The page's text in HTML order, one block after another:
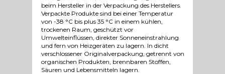
beim Hersteller in der Verpackung des Herstellers.
Verpackte Produkte sind bei einer Temperatur
von -38 °C bis plus 35 °C in einem kühlen,
trockenen Raum, geschützt vor
Umwelteinflüssen, direkter Sonneneinstrahlung
und fern von Heizgeräten zu lagern. In dicht
verschlossener Originalverpackung, getrennt von
organischen Produkten, brennbaren Stoffen,
Säuren und Lebensmitteln lagern.